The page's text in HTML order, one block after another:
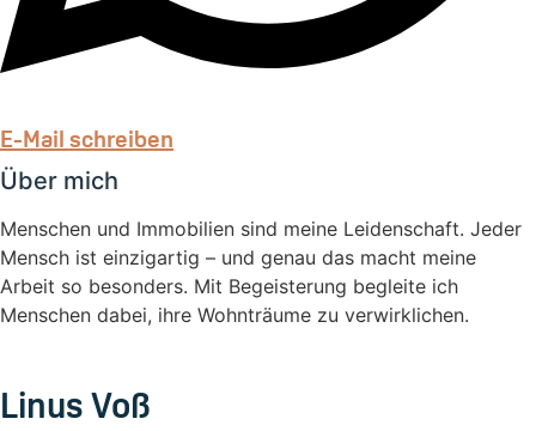
E-Mail schreiben
Über mich
Menschen und Immobilien sind meine Leidenschaft. Jeder
Mensch ist einzigartig – und genau das macht meine
Arbeit so besonders. Mit Begeisterung begleite ich
Menschen dabei, ihre Wohnträume zu verwirklichen.
Linus Voß